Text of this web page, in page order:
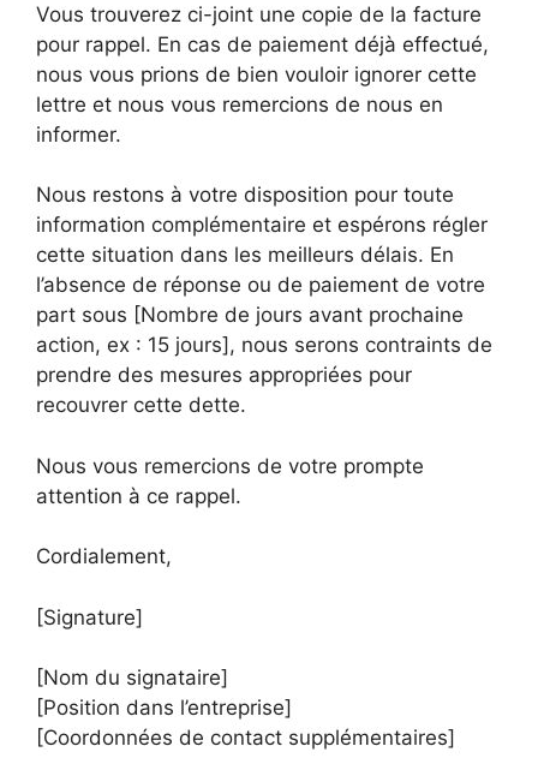
Vous trouverez ci-joint une copie de la facture
pour rappel. En cas de paiement déjà effectué,
nous vous prions de bien vouloir ignorer cette
lettre et nous vous remercions de nous en
informer.
Nous restons à votre disposition pour toute
information complémentaire et espérons régler
cette situation dans les meilleurs délais. En
l’absence de réponse ou de paiement de votre
part sous [Nombre de jours avant prochaine
action, ex : 15 jours], nous serons contraints de
prendre des mesures appropriées pour
recouvrer cette dette.
Nous vous remercions de votre prompte
attention à ce rappel.
Cordialement,
[Signature]
[Nom du signataire]
[Position dans l’entreprise]
[Coordonnées de contact supplémentaires]